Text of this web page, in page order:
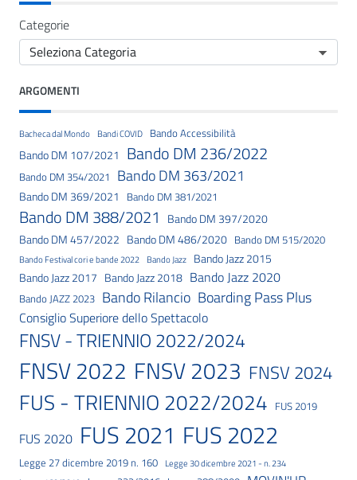
Categorie
ARGOMENTI
Bacheca dal Mondo Bandi COVID Bando Accessibilità
Bando DM 107/2021 Bando DM 236/2022
Bando DM 354/2021 Bando DM 363/2021
Bando DM 369/2021 Bando DM 381/2021
Bando DM 388/2021 Bando DM 397/2020
Bando DM 457/2022 Bando DM 486/2020 Bando DM 515/2020
Bando Festival cori e bande 2022 Bando Jazz
Bando Jazz 2015
Bando Jazz 2017 Bando Jazz 2018 Bando Jazz 2020
Bando JAZZ 2023 Bando Rilancio Boarding Pass Plus
Consiglio Superiore dello Spettacolo
FNSV - TRIENNIO 2022/2024
FNSV 2022 FNSV 2023 FNSV 2024
FUS - TRIENNIO 2022/2024 FUS 2019
FUS 2020 FUS 2021 FUS 2022
Legge 27 dicembre 2019 n. 160
Legge 30 dicembre 2021 - n. 234